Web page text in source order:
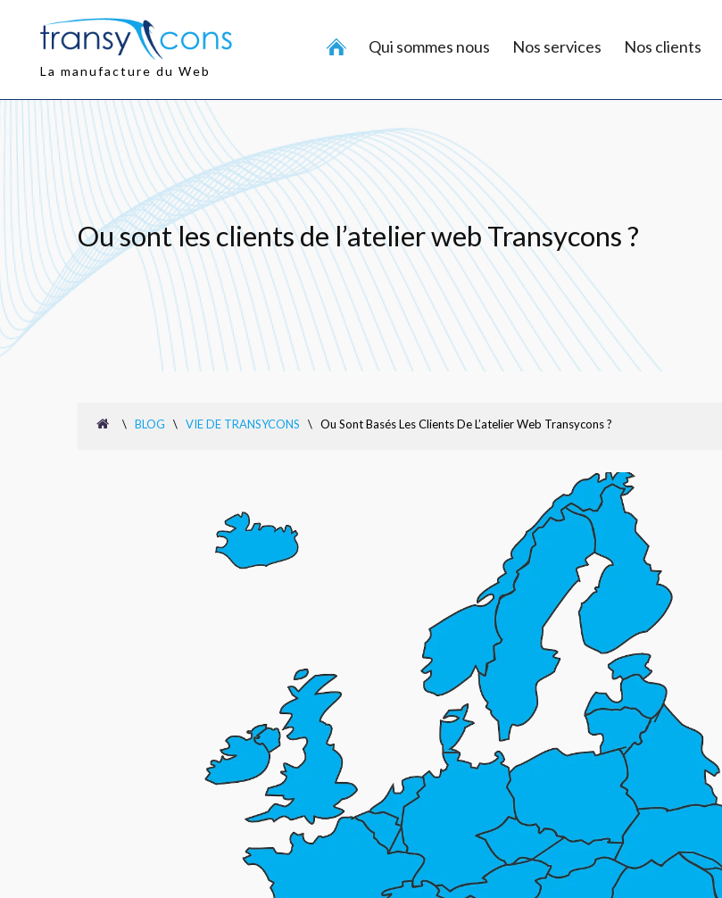
contenu
principalLa manufacture du Web
Qui sommes nous Nos services Nos clients
Ou sont les clients de l’atelier web Transycons ?
\ BLOG \ VIE DE TRANSYCONS \ Ou Sont Basés Les Clients De L’atelier Web Transycons ?